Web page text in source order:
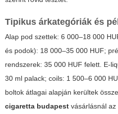
Tipikus árkategóriák és
Alap pod szettek: 6 000–18 000
és podok): 18 000–35 000 HUF;
rendszerek: 35 000 HUF felett. E-
30 ml palack; coils: 1 500–6 000
boltok átlagai alapján kerültek
cigaretta budapest vásárlásnál